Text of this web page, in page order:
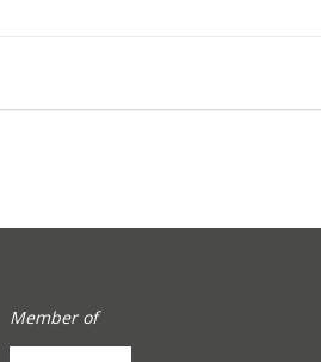
Member of